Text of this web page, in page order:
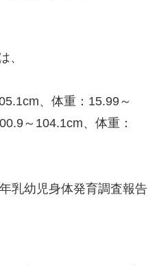
、
、体重：15.99～
～104.1cm、体重：
乳幼児身体発育調査報告